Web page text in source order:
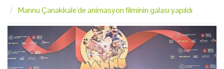
Mannu Çanakkale'de animasyon filminin galası yapıldı